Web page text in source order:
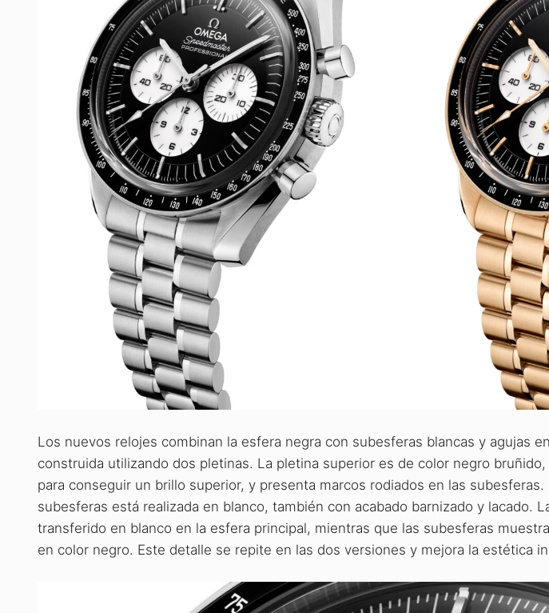
Los nuevos relojes combinan la esfera negra con subesferas blancas y agujas
construida utilizando dos pletinas. La pletina superior es de color negro
para conseguir un brillo superior, y presenta marcos rodiados en las
subesferas está realizada en blanco, también con acabado barnizado y lacado.
transferido en blanco en la esfera principal, mientras que las subesferas
en color negro. Este detalle se repite en las dos versiones y mejora la estética